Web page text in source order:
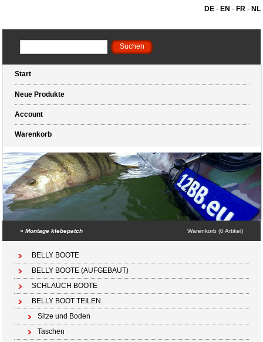
DE- EN - FR- NL
Start
Neue Produkte
Account
Warenkorb
»Montage klebepatch Warenkorb (0 Artikel)
BELLY BOOTE
BELLY BOOTE (AUFGEBAUT)
SCHLAUCH BOOTE
BELLY BOOT TEILEN
Sitze und Boden
Taschen